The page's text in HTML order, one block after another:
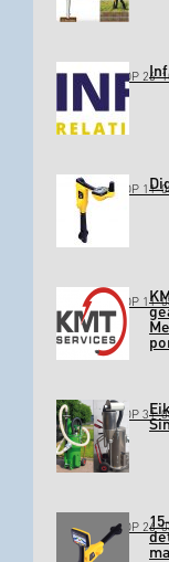
GEPLAATST OP 26-
GEPLAATST OP 11-
GEPLAATST OP 11-
GEPLAATST OP 31-
GEPLAATST OP 26-